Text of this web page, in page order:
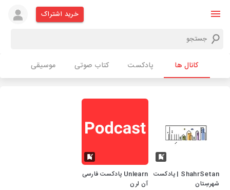
خرید اشتراک
کانال ها پادکست کتاب صوتی موسیقی
ShahrSetan | پادکست
شهرسِتان
Unlearn پادکست فارسی
آن لرن